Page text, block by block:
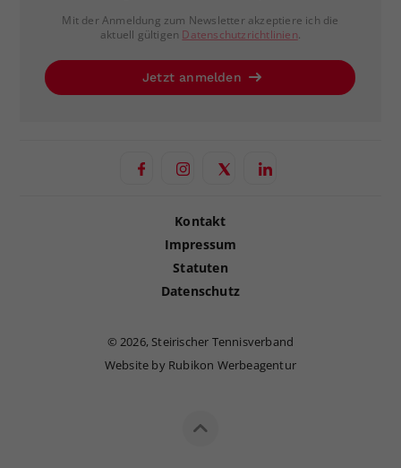
Mit der Anmeldung zum Newsletter akzeptiere ich die
aktuell gültigen Datenschutzrichtlinien.
Jetzt anmelden
Kontakt
Impressum
Statuten
Datenschutz
© 2026, Steirischer Tennisverband
Website by Rubikon Werbeagentur